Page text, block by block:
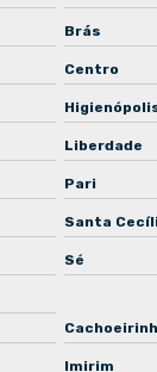
de incêndio
para piscina
para poço
para poço
in-line
centrífuga
Brás
Centro
Liberdade
Pari
Santa
Sé
Imirim